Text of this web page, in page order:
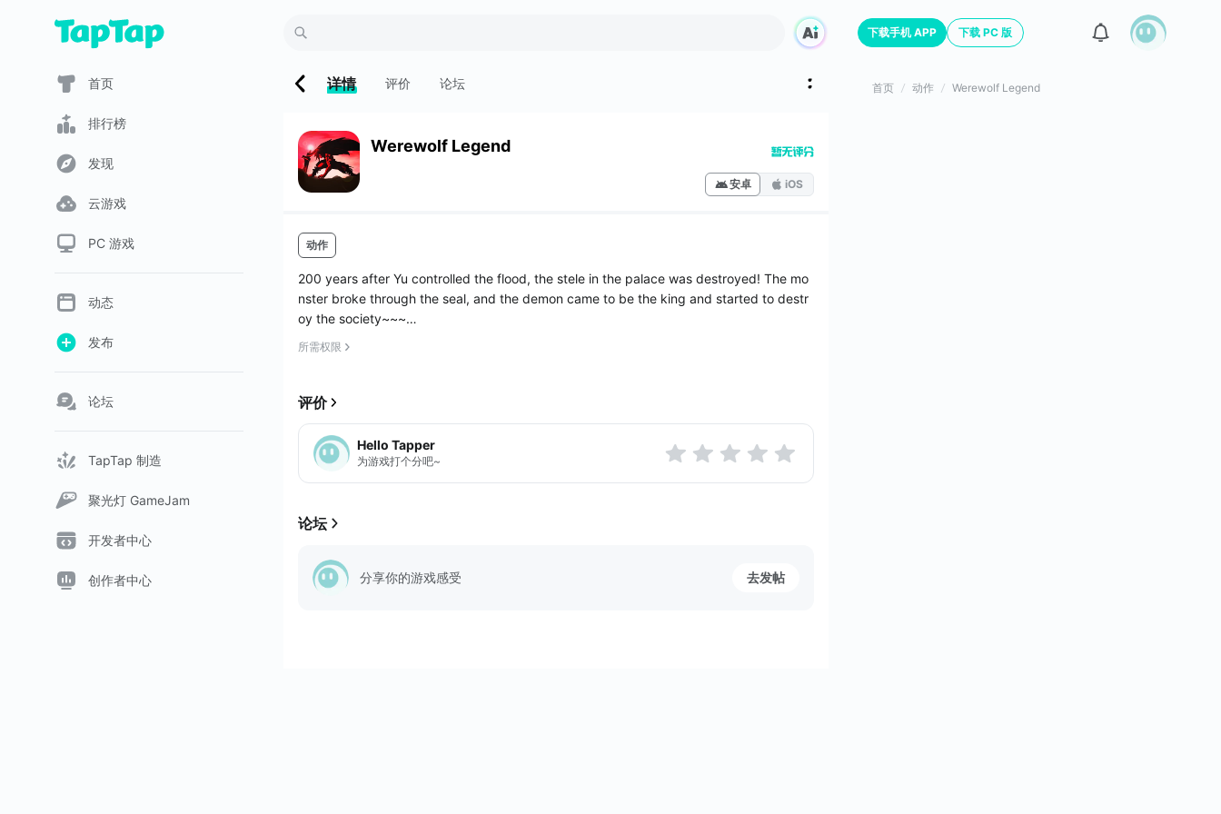
首页
排行榜
发现
云游戏
PC 游戏
动态
发布
论坛
TapTap 制造
聚光灯 GameJam
开发者中心
创作者中心
详情 评价 论坛
Werewolf Legend
安卓 iOS
动作
200 years after Yu controlled the flood, the stele in the palace was destroyed! The mo
nster broke through the seal, and the demon came to be the king and started to destr
oy the society~~~
The imperial board of Astronomy observed the stars and found t...
所需权限
评价
Hello Tapper
为游戏打个分吧~
论坛
分享你的游戏感受 去发帖
下载手机 APP 下载 PC 版
首页 动作 Werewolf Legend